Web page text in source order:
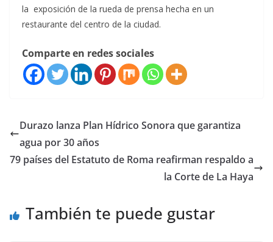
la exposición de la rueda de prensa hecha en un
restaurante del centro de la ciudad.
Comparte en redes sociales
Durazo lanza Plan Hídrico Sonora que garantiza
agua por 30 años
79 países del Estatuto de Roma reafirman respaldo a
la Corte de La Haya
También te puede gustar